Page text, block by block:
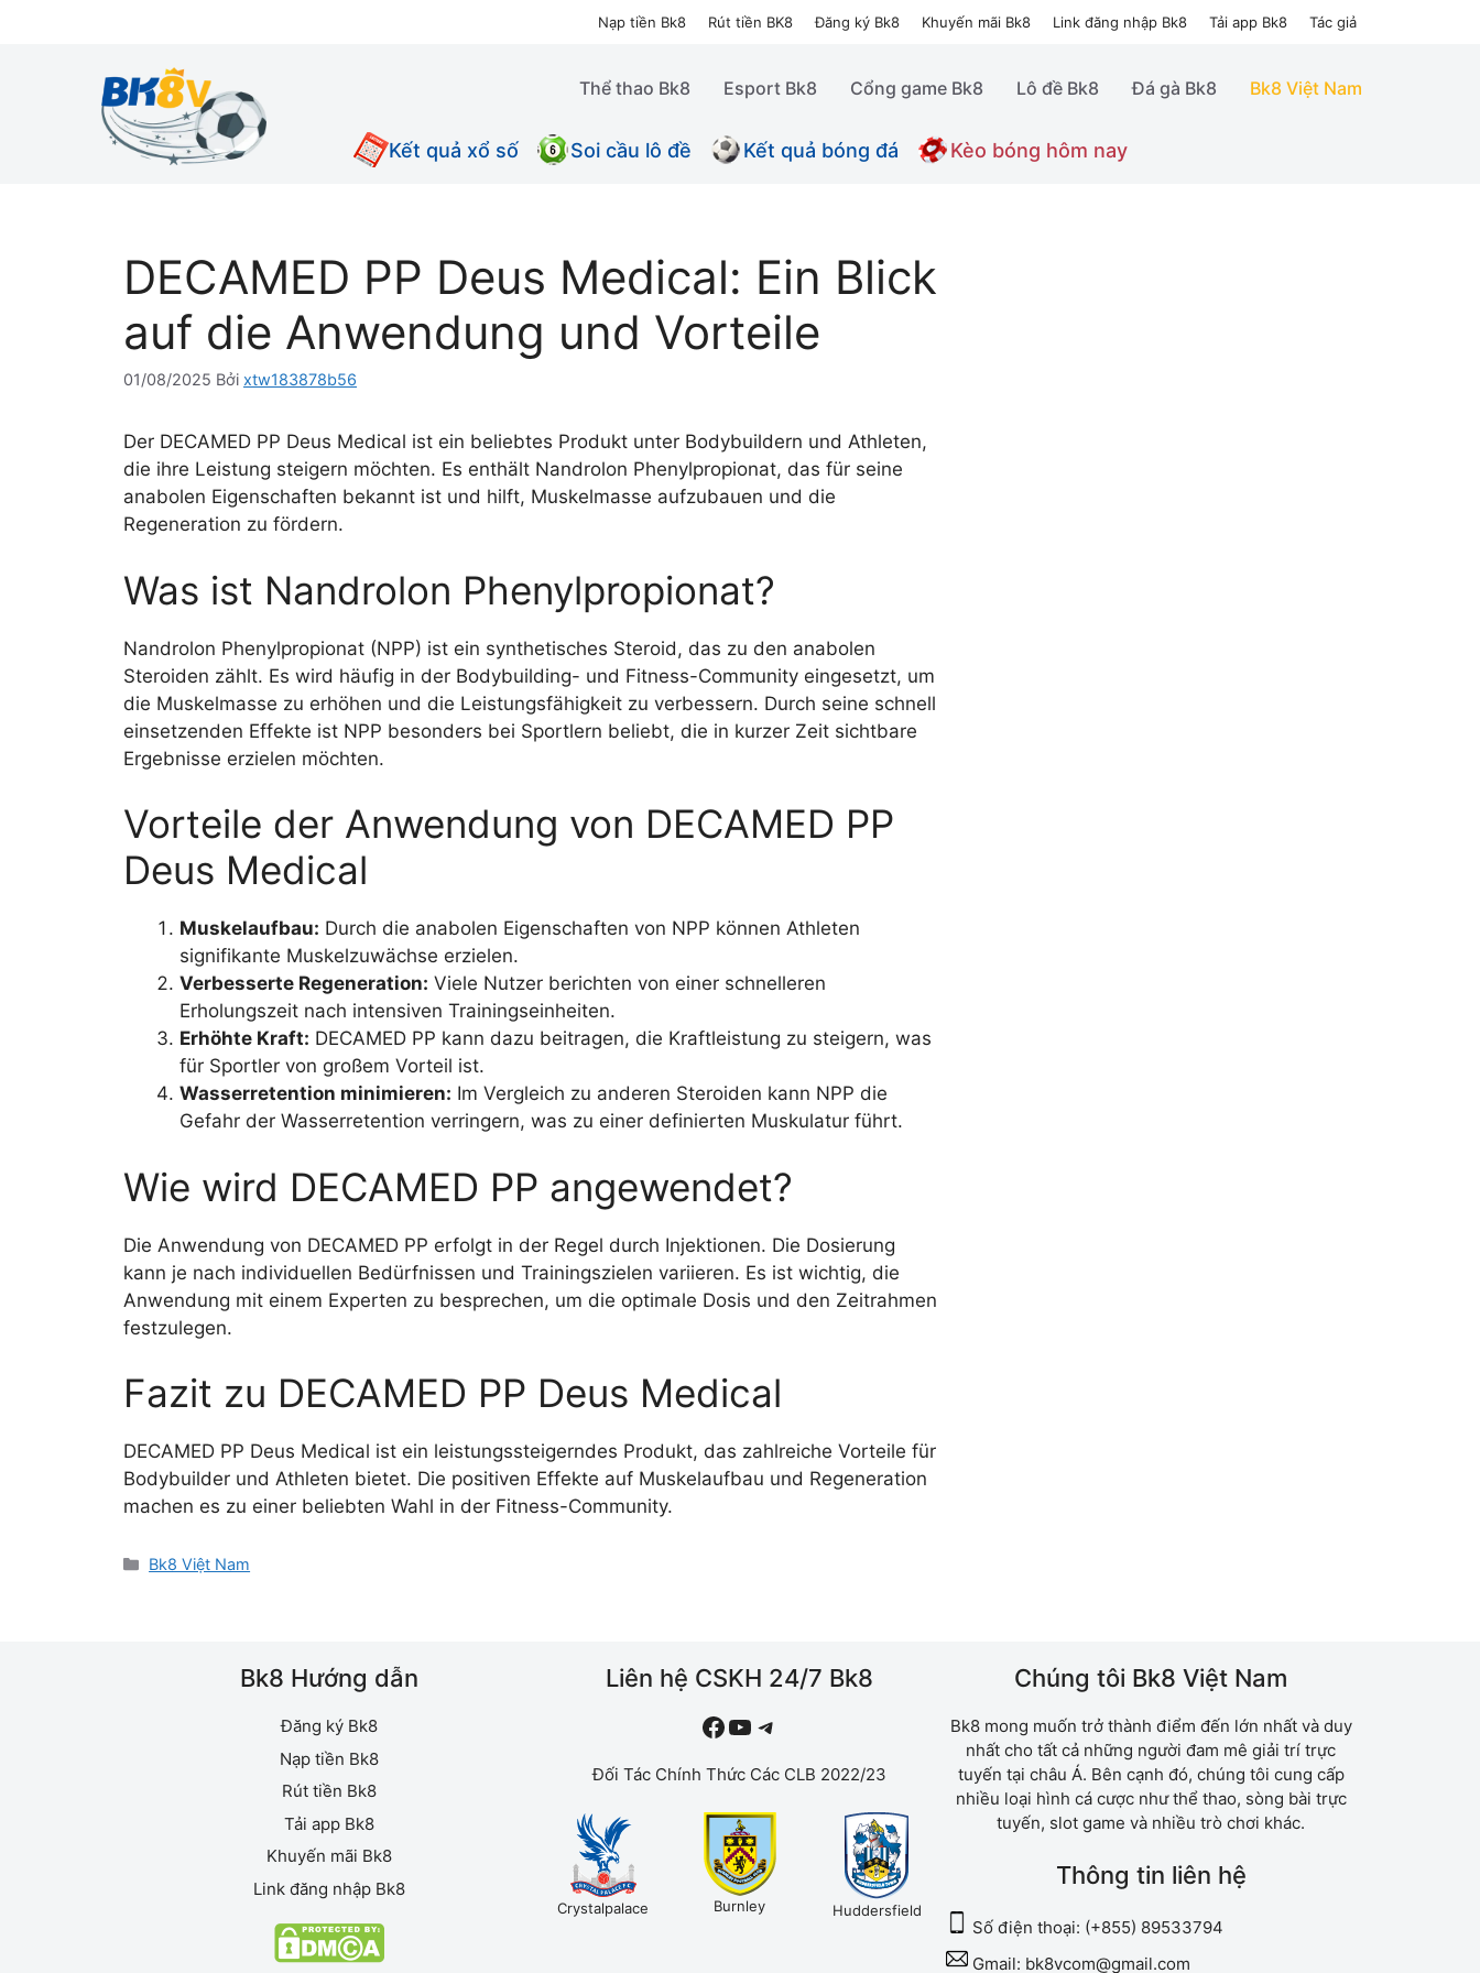
Nạp tiền Bk8 Rút tiền BK8 Đăng ký Bk8 Khuyến mãi Bk8 Link đăng nhập Bk8 Tải app Bk8 Tác giả
Thể thao Bk8 Esport Bk8 Cổng game Bk8 Lô đề Bk8 Đá gà Bk8 Bk8 Việt Nam
Kết quả xổ số Soi cầu lô đề Kết quả bóng đá Kèo bóng hôm nay
DECAMED PP Deus Medical: Ein Blick
auf die Anwendung und Vorteile
01/08/2025 Bởi xtw183878b56
Der DECAMED PP Deus Medical ist ein beliebtes Produkt unter Bodybuildern und Athleten,
die ihre Leistung steigern möchten. Es enthält Nandrolon Phenylpropionat, das für seine
anabolen Eigenschaften bekannt ist und hilft, Muskelmasse aufzubauen und die
Regeneration zu fördern.
Was ist Nandrolon Phenylpropionat?
Nandrolon Phenylpropionat (NPP) ist ein synthetisches Steroid, das zu den anabolen
Steroiden zählt. Es wird häufig in der Bodybuilding- und Fitness-Community eingesetzt, um
die Muskelmasse zu erhöhen und die Leistungsfähigkeit zu verbessern. Durch seine schnell
einsetzenden Effekte ist NPP besonders bei Sportlern beliebt, die in kurzer Zeit sichtbare
Ergebnisse erzielen möchten.
Vorteile der Anwendung von DECAMED PP
Deus Medical
Muskelaufbau: Durch die anabolen Eigenschaften von NPP können Athleten
signifikante Muskelzuwächse erzielen.
Verbesserte Regeneration: Viele Nutzer berichten von einer schnelleren
Erholungszeit nach intensiven Trainingseinheiten.
Erhöhte Kraft: DECAMED PP kann dazu beitragen, die Kraftleistung zu steigern, was
für Sportler von großem Vorteil ist.
Wasserretention minimieren: Im Vergleich zu anderen Steroiden kann NPP die
Gefahr der Wasserretention verringern, was zu einer definierten Muskulatur führt.
Wie wird DECAMED PP angewendet?
Die Anwendung von DECAMED PP erfolgt in der Regel durch Injektionen. Die Dosierung
kann je nach individuellen Bedürfnissen und Trainingszielen variieren. Es ist wichtig, die
Anwendung mit einem Experten zu besprechen, um die optimale Dosis und den Zeitrahmen
festzulegen.
Fazit zu DECAMED PP Deus Medical
DECAMED PP Deus Medical ist ein leistungssteigerndes Produkt, das zahlreiche Vorteile für
Bodybuilder und Athleten bietet. Die positiven Effekte auf Muskelaufbau und Regeneration
machen es zu einer beliebten Wahl in der Fitness-Community.
Danh
Bk8 Việt Nam
Bk8 Hướng dẫn
Đăng ký Bk8
Nạp tiền Bk8
Rút tiền Bk8
Tải app Bk8
Khuyến mãi Bk8
Link đăng nhập Bk8
Liên hệ CSKH 24/7 Bk8
# YouTube Telegram
Đối Tác Chính Thức Các CLB 2022/23
Crystalpalace Burnley Huddersfield
Chúng tôi Bk8 Việt Nam
Bk8 mong muốn trở thành điểm đến lớn nhất và duy
nhất cho tất cả những người đam mê giải trí trực
tuyến tại châu Á. Bên cạnh đó, chúng tôi cung cấp
nhiều loại hình cá cược như thể thao, sòng bài trực
tuyến, slot game và nhiều trò chơi khác.
Thông tin liên hệ
Số điện thoại: (+855) 89533794
Gmail: bk8vcom@gmail.com